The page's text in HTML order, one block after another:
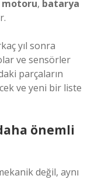
, batarya
yıl sonra
ve sensörler
parçaların
ve yeni bir liste
önemli
değil, aynı